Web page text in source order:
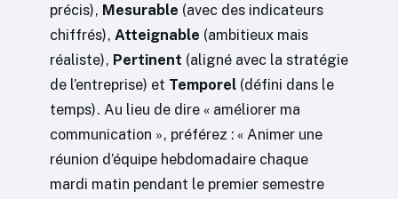
précis), Mesurable (avec des indicateurs
chiffrés), Atteignable (ambitieux mais
réaliste), Pertinent (aligné avec la stratégie
de l’entreprise) et Temporel (défini dans le
temps). Au lieu de dire « améliorer ma
communication », préférez : « Animer une
réunion d’équipe hebdomadaire chaque
mardi matin pendant le premier semestre